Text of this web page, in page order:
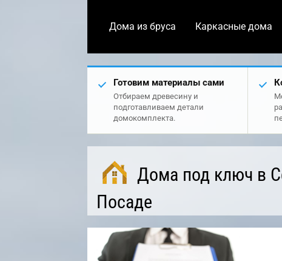
Дома из бруса Каркасные дома
Готовим материалы сами
Отбираем древесину и
подготавливаем детали
домокомплекта.
Дома под ключ в
Посаде